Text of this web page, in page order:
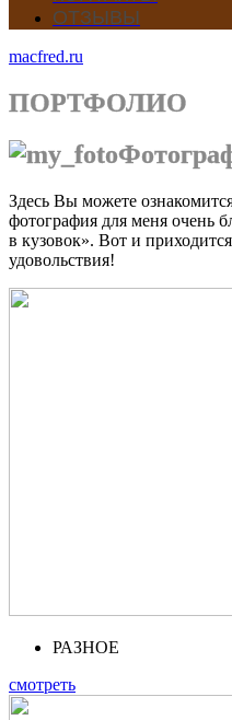
ОТЗЫВЫ
macfred.ru
ПОРТФОЛИО
Здесь Вы можете
фотография для меня очень
в кузовок». Вот и
удовольствия!
РАЗНОЕ
смотреть